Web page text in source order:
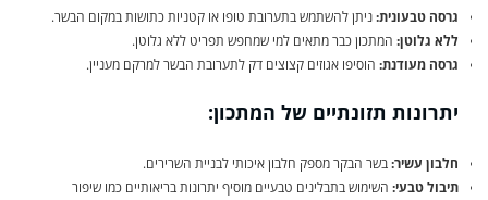
גרסה טבעונית:ניתן להשתמש בתערובת טופו או קטניות כתושות במקום הבשר.
ללא גלוטן: המתכון כבר מתאים למי שמחפש תפריט ללא גלוטן.
גרסה מעודנת: הוסיפו אגוזים קצוצים דק לתערובת הבשר למרקם מעניין.
יתרונות תזונתיים של המתכון:
חלבון עשיר:בשר הבקר מספק חלבון איכותי לבניית השרירים.
תיבול טבעי: השימוש בתבלינים טבעיים מוסיף יתרונות בריאותיים כמו שיפור